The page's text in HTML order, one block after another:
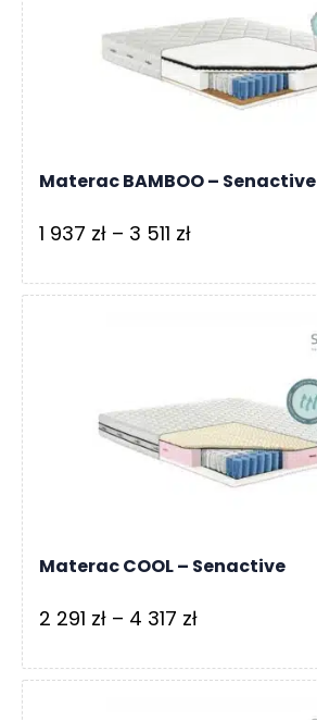
2
107 zł
Materac BAMBOO – Senactive
1 937 zł – 3 511 złZakres
od
3
511 zł
Materac COOL – Senactive
2 291 zł – 4 317 złZakres
od